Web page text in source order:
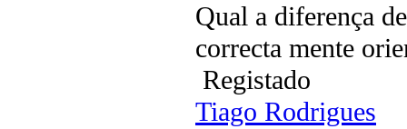
Qual a diferença
correcta mente
Registado
Tiago Rodrigues